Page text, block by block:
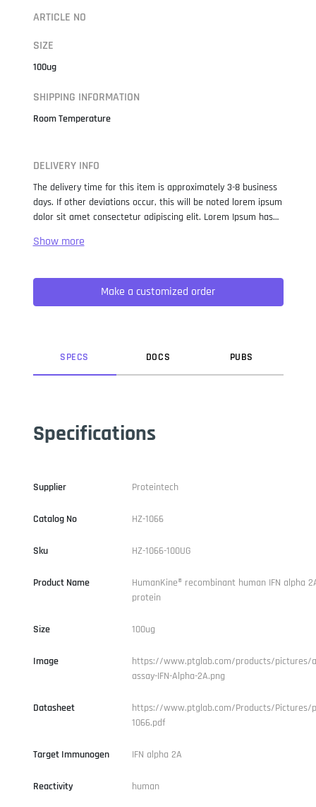
ARTICLE NO
SIZE
100ug
SHIPPING INFORMATION
Room Temperature
DELIVERY INFO
The delivery time for this item is approximately 3-8 business
days. If other deviations occur, this will be noted lorem ipsum
dolor sit amet consectetur adipiscing elit. Lorem Ipsum has
when an unknown printer took a galley of type and
not only five centuries, but also the leap into electronic
typesetting, remaining essentially unchanged. It was
popularised in the 1960s with the release of Letraset sheets
Make a customized order
SPECS DOCS PUBS
Specifications
Supplier Proteintech
Catalog No HZ-1066
Sku HZ-1066-100UG
Product Name
HumanKine® recombinant human IFN alpha
protein
Size 100ug
Image
https://www.ptglab.com/products/pictures/
assay-IFN-Alpha-2A.png
Datasheet
https://www.ptglab.com/Products/Pictures/
1066.pdf
Target Immunogen IFN alpha 2A
Reactivity human